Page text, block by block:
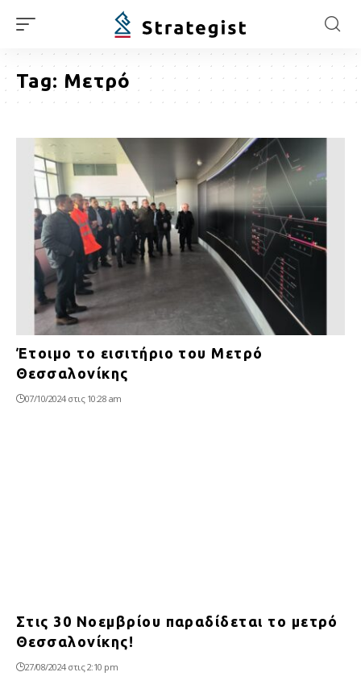
Tag: Μετρό
Έτοιμο το εισιτήριο του Μετρό
Θεσσαλονίκης
07/10/2024 στις 10:28 am
Στις 30 Νοεμβρίου παραδίδεται το μετρό
Θεσσαλονίκης!
27/08/2024 στις 2:10 pm